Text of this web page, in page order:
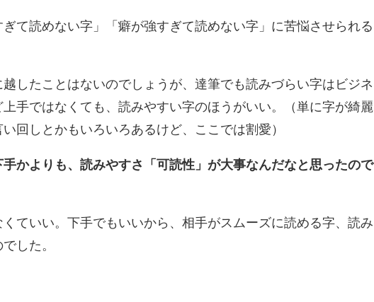
て読めない字」「癖が強すぎて読めない字」に苦悩させられる
したことはないのでしょうが、達筆でも読みづらい字はビジネ
手ではなくても、読みやすい字のほうがいい。（単に字が綺麗
回しとかもいろいろあるけど、ここでは割愛）
かよりも、読みやすさ「可読性」が大事なんだなと思ったので
ていい。下手でもいいから、相手がスムーズに読める字、読み
した。